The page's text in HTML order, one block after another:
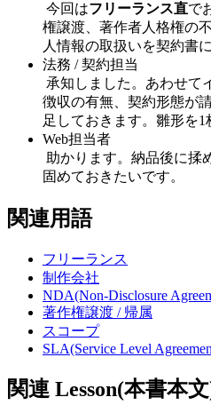
今回はフリーランス直で
権譲渡、著作者人格権の
人情報の取扱いを契約書
法務 / 契約担当
承知しました。あわせて
徴収の有無、契約形態が
足しておきます。雛形を1
Web担当者
助かります。納品後に揉
固めておきたいです。
関連用語
フリーランス
制作会社
NDA(Non-Disclosure
著作権譲渡 / 帰属
スコープ
SLA(Service Level
関連 Lesson(本書本